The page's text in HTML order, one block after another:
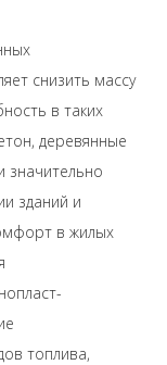
снизить массу
в таких
деревянные
значительно
зданий и
в жилых
топлива,